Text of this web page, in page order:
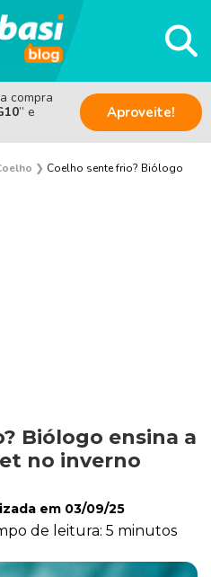
compra
” e
Aproveite!
❯ Coelho sente frio? Biólogo
e Silvestres
Biólogo ensina a
no inverno
em 03/09/25
de leitura: 5 minutos